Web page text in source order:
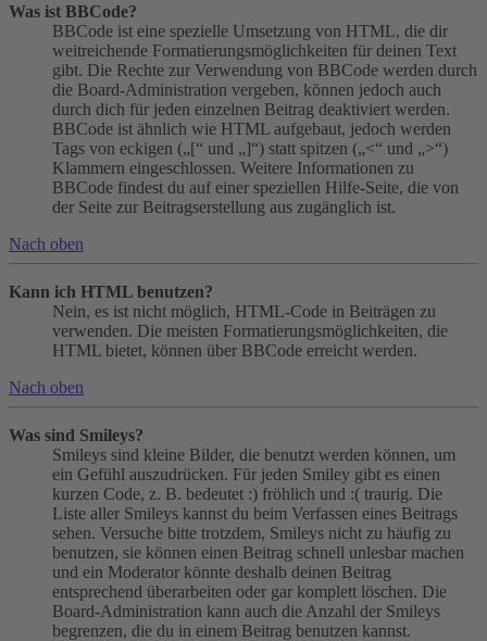
Was ist BBCode?
BBCode ist eine spezielle Umsetzung von HTML, die dir
weitreichende Formatierungsmöglichkeiten für deinen Text
gibt. Die Rechte zur Verwendung von BBCode werden durch
die Board-Administration vergeben, können jedoch auch
durch dich für jeden einzelnen Beitrag deaktiviert werden.
BBCode ist ähnlich wie HTML aufgebaut, jedoch werden
Tags von eckigen („[“ und „]“) statt spitzen („<“ und „>“)
Klammern eingeschlossen. Weitere Informationen zu
BBCode findest du auf einer speziellen Hilfe-Seite, die von
der Seite zur Beitragserstellung aus zugänglich ist.
Nach oben
Kann ich HTML benutzen?
Nein, es ist nicht möglich, HTML-Code in Beiträgen zu
verwenden. Die meisten Formatierungsmöglichkeiten, die
HTML bietet, können über BBCode erreicht werden.
Nach oben
Was sind Smileys?
Smileys sind kleine Bilder, die benutzt werden können, um
ein Gefühl auszudrücken. Für jeden Smiley gibt es einen
kurzen Code, z. B. bedeutet :) fröhlich und :( traurig. Die
Liste aller Smileys kannst du beim Verfassen eines Beitrags
sehen. Versuche bitte trotzdem, Smileys nicht zu häufig zu
benutzen, sie können einen Beitrag schnell unlesbar machen
und ein Moderator könnte deshalb deinen Beitrag
entsprechend überarbeiten oder gar komplett löschen. Die
Board-Administration kann auch die Anzahl der Smileys
begrenzen, die du in einem Beitrag benutzen kannst.